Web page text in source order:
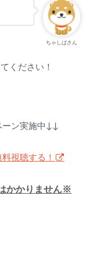
ちゃしばさん
ください！
ーン実施中↓↓
視聴する！
かかりません※